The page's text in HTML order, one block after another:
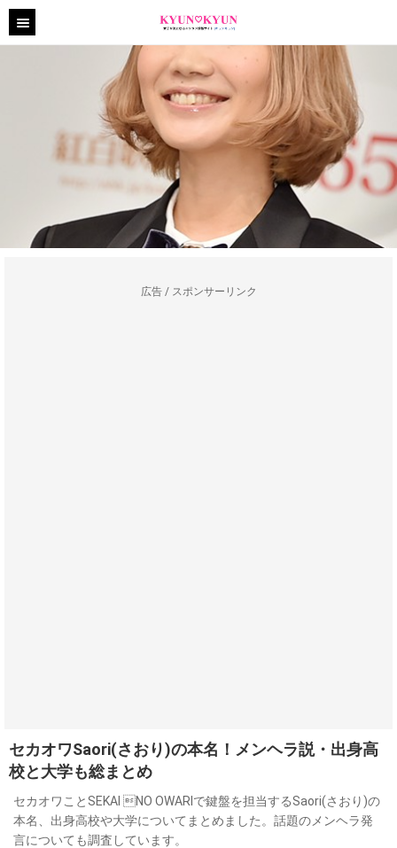
広告 / スポンサーリンク
セカオワSaori(さおり)の本名！メンヘラ説・出身高
校と大学も総まとめ
セカオワことSEKAI NO OWARIで鍵盤を担当するSaori(さおり)の
本名、出身高校や大学についてまとめました。話題のメンヘラ発
言についても調査しています。